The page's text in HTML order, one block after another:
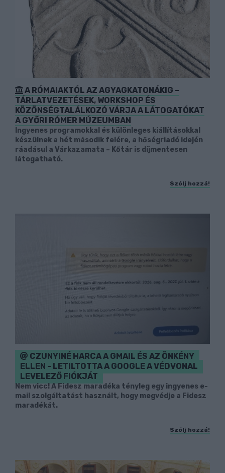
A RÓMAIAKTÓL AZ AGYAGKATONÁKIG –
TÁRLATVEZETÉSEK, WORKSHOP ÉS
KÖZÖNSÉGTALÁLKOZÓ VÁRJA A LÁTOGATÓKAT
A GYŐRI RÓMER MÚZEUMBAN
Ingyenes programokkal és különleges kiállításokkal
készülnek a hét második felére, a hőségriadó idején
ráadásul a Várkazamata – Kőtár is díjmentesen
látogatható.
Szólj hozzá!
CZUNYINÉ HARCA A GMAIL ÉS AZ ÖNKÉNY
ELLEN - LETILTOTTA A GOOGLE A VÉDVONAL
LEVELEZŐ FIÓKJÁT
Nem vicc! A Fidesz maradéka tényleg egy ingyenes e-
mail szolgáltatást használt, hogy megvédje a Fidesz
maradékát.
Szólj hozzá!